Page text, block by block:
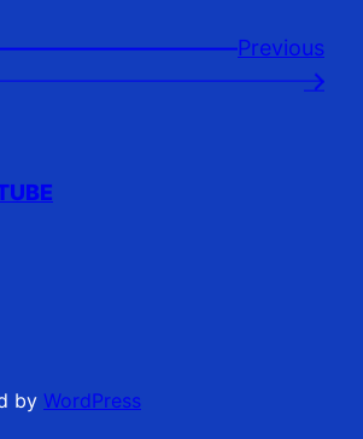
Previousㅤ
→
by WordPress